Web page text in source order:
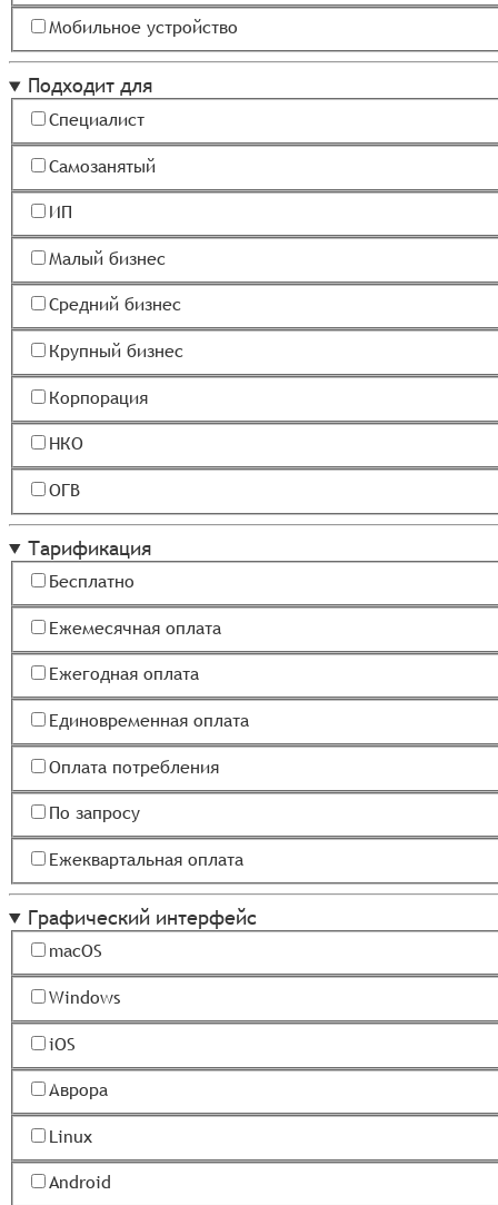
Мобильное устройство
Подходит для
Специалист
Самозанятый
ИП
Малый бизнес
Средний бизнес
Крупный бизнес
Корпорация
НКО
ОГВ
Тарификация
Бесплатно
Ежемесячная оплата
Ежегодная оплата
Единовременная оплата
Оплата потребления
По запросу
Ежеквартальная оплата
Графический интерфейс
macOS
Windows
iOS
Аврора
Linux
Android